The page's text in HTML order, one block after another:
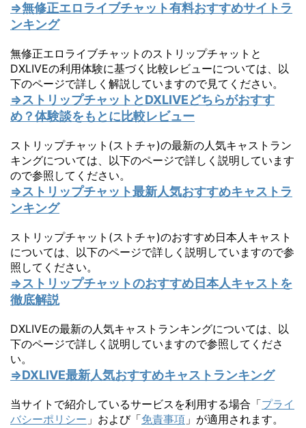
⇒無修正エロライブチャット有料おすすめサイトラ
ンキング
無修正エロライブチャットのストリップチャットと
DXLIVEの利用体験に基づく比較レビューについては、以
下のページで詳しく解説していますので見てください。
⇒ストリップチャットとDXLIVEどちらがおすす
め？体験談をもとに比較レビュー
ストリップチャット(ストチャ)の最新の人気キャストラン
キングについては、以下のページで詳しく説明しています
ので参照してください。
⇒ストリップチャット最新人気おすすめキャストラ
ンキング
ストリップチャット(ストチャ)のおすすめ日本人キャスト
については、以下のページで詳しく説明していますので参
照してください。
⇒ストリップチャットのおすすめ日本人キャストを
徹底解説
DXLIVEの最新の人気キャストランキングについては、以
下のページで詳しく説明していますので参照してくださ
い。
⇒DXLIVE最新人気おすすめキャストランキング
当サイトで紹介しているサービスを利用する場合「プライ
バシーポリシー 」および「免責事項 」が適用されます。